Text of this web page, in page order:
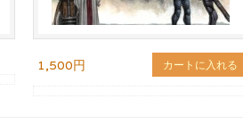
1,500円 カートに入れる